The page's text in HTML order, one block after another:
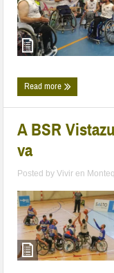
Read more
A BSR
va
Posted byVivir en